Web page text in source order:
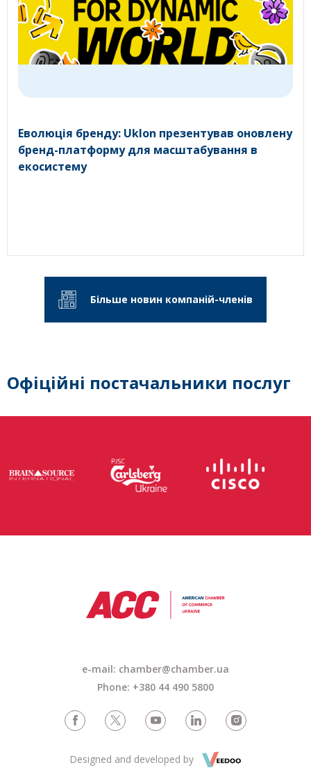
Еволюція бренду: Uklon презентував оновлену
бренд-платформу для масштабування в
екосистему
Більше новин компаній-членів
Офіційні постачальники послуг
e-mail: chamber@chamber.ua
Phone: +380 44 490 5800
Designed and developed by